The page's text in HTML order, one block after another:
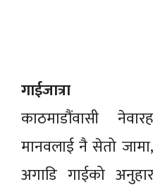
गाईजात्रा
काठमाडौंवासी
मानवलाई नै सेतो
अगाडि गाईको